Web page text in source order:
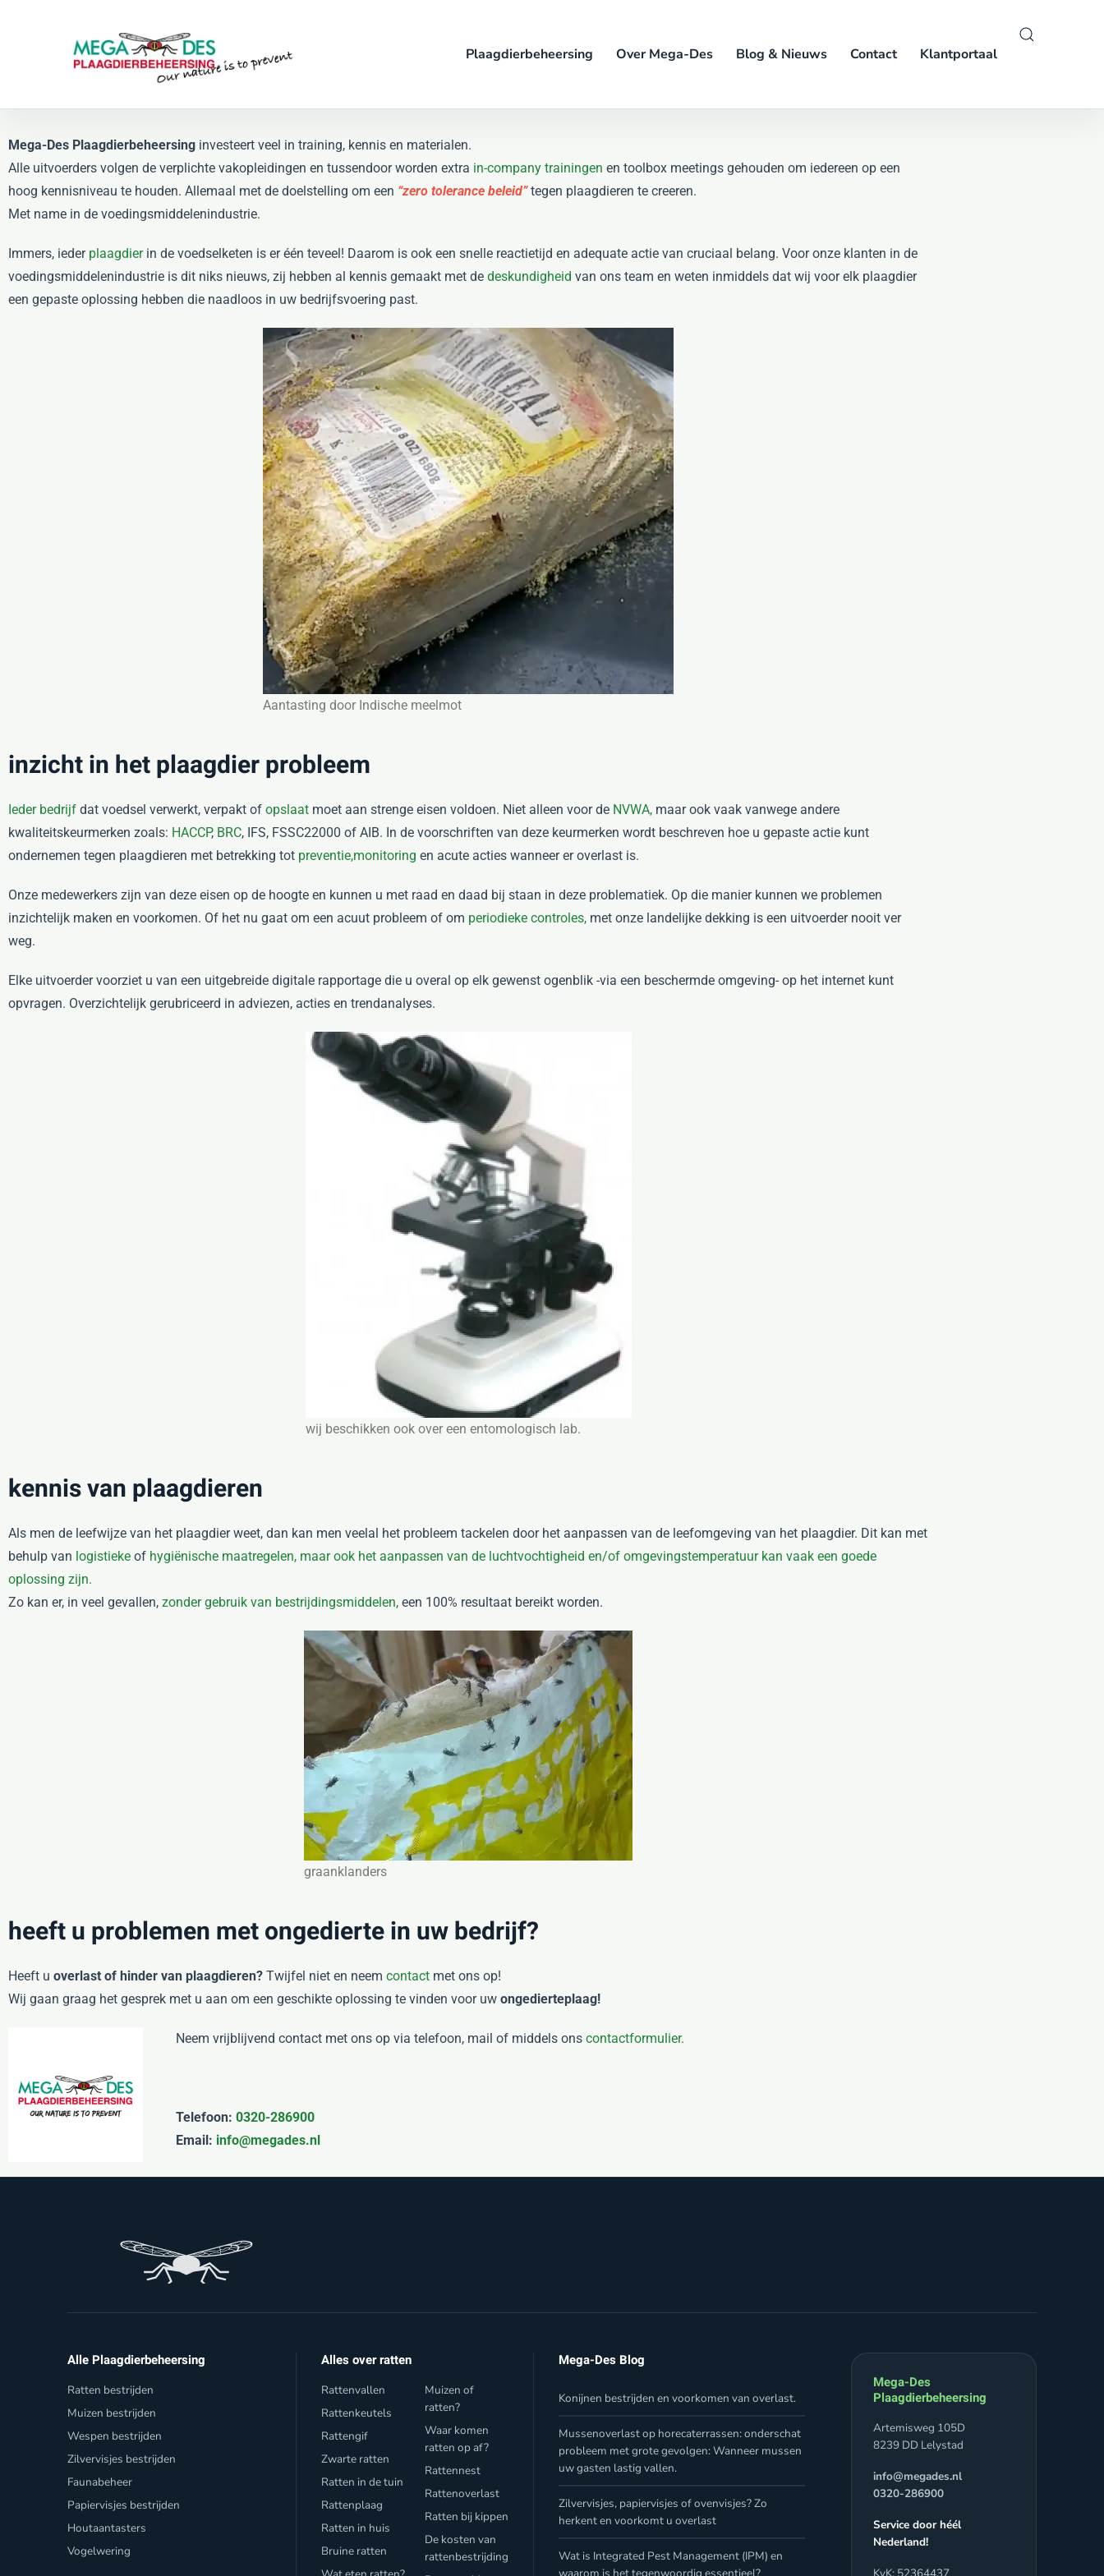
Skip to main content Plaagdierbeheersing Over Mega-Des Blog & Nieuws Contact Klantportaal
Mega-Des Plaagdierbeheersing investeert veel in training, kennis en materialen.
Alle uitvoerders volgen de verplichte vakopleidingen en tussendoor worden extra in-company trainingen en toolbox meetings gehouden om iedereen op een
hoog kennisniveau te houden. Allemaal met de doelstelling om een “zero tolerance beleid”tegen plaagdieren te creeren.
Met name in de voedingsmiddelenindustrie.
Immers, ieder plaagdierin de voedselketen is er één teveel! Daarom is ook een snelle reactietijd en adequate actie van cruciaal belang. Voor onze klanten in de
voedingsmiddelenindustrie is dit niks nieuws, zij hebben al kennis gemaakt met de deskundigheid van ons team en weten inmiddels dat wij voor elk plaagdier
een gepaste oplossing hebben die naadloos in uw bedrijfsvoering past.
Aantasting door Indische meelmot
inzicht in het plaagdier probleem
Ieder bedrijf dat voedsel verwerkt, verpakt of opslaat moet aan strenge eisen voldoen. Niet alleen voor de NVWA, maar ook vaak vanwege andere
kwaliteitskeurmerken zoals: HACCP, BRC, IFS, FSSC22000 of AIB. In de voorschriften van deze keurmerken wordt beschreven hoe u gepaste actie kunt
ondernemen tegen plaagdieren met betrekking tot preventie,monitoring en acute acties wanneer er overlast is.
Onze medewerkers zijn van deze eisen op de hoogte en kunnen u met raad en daad bij staan in deze problematiek. Op die manier kunnen we problemen
inzichtelijk maken en voorkomen. Of het nu gaat om een acuut probleem of om periodieke controles, met onze landelijke dekking is een uitvoerder nooit ver
weg.
Elke uitvoerder voorziet u van een uitgebreide digitale rapportage die u overal op elk gewenst ogenblik -via een beschermde omgeving- op het internet kunt
opvragen. Overzichtelijk gerubriceerd in adviezen, acties en trendanalyses.
wij beschikken ook over een entomologisch lab.
kennis van plaagdieren
Als men de leefwijze van het plaagdier weet, dan kan men veelal het probleem tackelen door het aanpassen van de leefomgeving van het plaagdier. Dit kan met
behulp van logistieke of hygiënische maatregelen, maar ook het aanpassen van de luchtvochtigheid en/of omgevingstemperatuur kan vaak een goede
oplossing zijn.
Zo kan er, in veel gevallen, zonder gebruik van bestrijdingsmiddelen, een 100% resultaat bereikt worden.
graanklanders
heeft u problemen met ongedierte in uw bedrijf?
Heeft u overlast of hinder van plaagdieren? Twijfel niet en neem contact met ons op!
Wij gaan graag het gesprek met u aan om een geschikte oplossing te vinden voor uw ongedierteplaag!
Neem vrijblijvend contact met ons op via telefoon, mail of middels ons contactformulier.
Telefoon: 0320-286900
Email: info@megades.nl
Alle Plaagdierbeheersing
Ratten bestrijden
Muizen bestrijden
Wespen bestrijden
Zilvervisjes bestrijden
Faunabeheer
Papiervisjes bestrijden
Houtaantasters
Vogelwering
Alles over ratten
Rattenvallen
Rattenkeutels
Rattengif
Zwarte ratten
Ratten in de tuin
Rattenplaag
Ratten in huis
Bruine ratten
Muizen of
ratten?
Waar komen
ratten op af?
Rattennest
Rattenoverlast
Ratten bij kippen
De kosten van
rattenbestrijding
Mega-Des Blog
Konijnen bestrijden en voorkomen van overlast.
Mussenoverlast op horecaterrassen: onderschat
probleem met grote gevolgen: Wanneer mussen
uw gasten lastig vallen.
Zilvervisjes, papiervisjes of ovenvisjes? Zo
herkent en voorkomt u overlast
Wat is Integrated Pest Management (IPM) en
Mega-Des
Plaagdierbeheersing
Artemisweg 105D
8239 DD Lelystad
info@megades.nl
0320-286900
Service door héél
Nederland!